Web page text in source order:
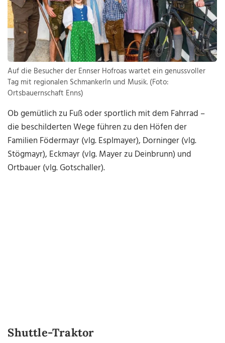
Auf die Besucher der Ennser Hofroas wartet ein genussvoller
Tag mit regionalen Schmankerln und Musik. (Foto:
Ortsbauernschaft Enns)
Ob gemütlich zu Fuß oder sportlich mit dem Fahrrad –
die beschilderten Wege führen zu den Höfen der
Familien Födermayr (vlg. Esplmayer), Dorninger (vlg.
Stögmayr), Eckmayr (vlg. Mayer zu Deinbrunn) und
Ortbauer (vlg. Gotschaller).
Shuttle-Traktor